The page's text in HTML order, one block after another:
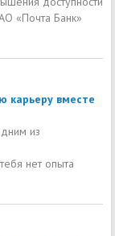
«Почта Банк»
карьеру вместе
из
нет опыта